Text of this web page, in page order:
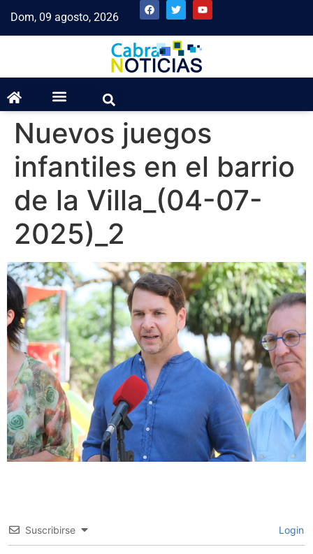
Dom, 09 agosto, 2026
Nuevos juegos
infantiles en el barrio
de la Villa_(04-07-
2025)_2
Suscribirse Login